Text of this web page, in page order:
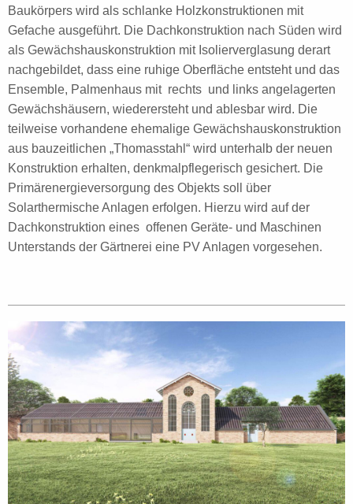
Baukörpers wird als schlanke Holzkonstruktionen mit
Gefache ausgeführt. Die Dachkonstruktion nach Süden wird
als Gewächshauskonstruktion mit Isolierverglasung derart
nachgebildet, dass eine ruhige Oberfläche entsteht und das
Ensemble, Palmenhaus mit rechts und links angelagerten
Gewächshäusern, wiederersteht und ablesbar wird. Die
teilweise vorhandene ehemalige Gewächshauskonstruktion
aus bauzeitlichen „Thomasstahl“ wird unterhalb der neuen
Konstruktion erhalten, denkmalpflegerisch gesichert. Die
Primärenergieversorgung des Objekts soll über
Solarthermische Anlagen erfolgen. Hierzu wird auf der
Dachkonstruktion eines offenen Geräte- und Maschinen
Unterstands der Gärtnerei eine PV Anlagen vorgesehen.